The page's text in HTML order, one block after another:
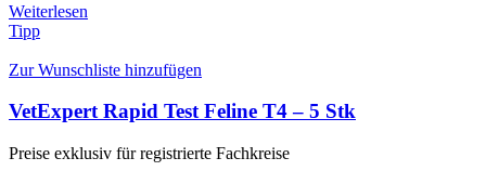
Weiterlesen
Tipp
Zur Wunschliste hinzufügen
VetExpert Rapid Test Feline T4 – 5 Stk
Preise exklusiv für registrierte Fachkreise